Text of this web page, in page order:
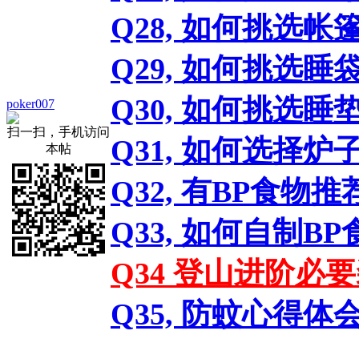
poker007
扫一扫，手机访问
本帖
Q28, 如何挑选帐
Q29, 如何挑选睡
Q30, 如何挑选睡
Q31, 如何选择炉
Q32, 有BP食物推
Q33, 如何自制BP
Q34 登山进阶必
Q35, 防蚊心得体